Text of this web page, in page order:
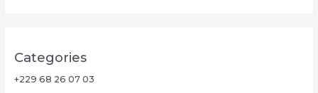
Categories
+229 68 26 07 03